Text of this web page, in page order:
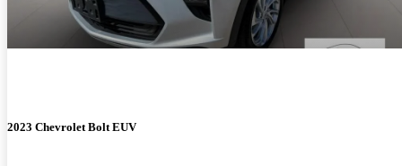
2023 Chevrolet Bolt EUV